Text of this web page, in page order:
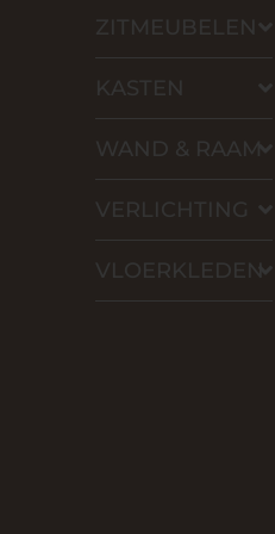
ZITMEUBELEN
KASTEN
WAND & RAAM
VERLICHTING
VLOERKLEDEN